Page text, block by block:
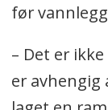
før
– Det er
er avhengig